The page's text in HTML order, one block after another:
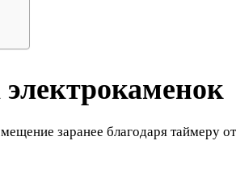
заранее благодаря таймеру